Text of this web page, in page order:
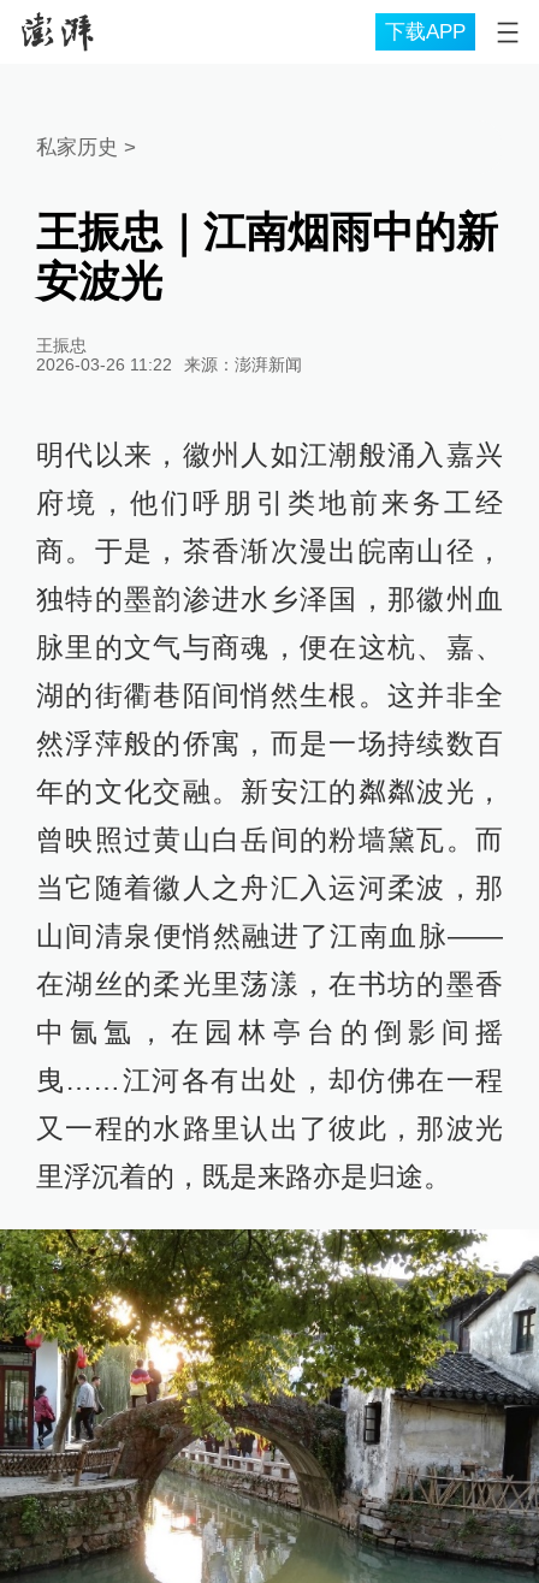
下载APP
私家历史 >
王振忠｜江南烟雨中的新
安波光
王振忠
2026-03-26 11:22
来源： 澎湃新闻
明代以来，徽州人如江潮般涌入嘉兴
府境，他们呼朋引类地前来务工经
商。于是，茶香渐次漫出皖南山径，
独特的墨韵渗进水乡泽国，那徽州血
脉里的文气与商魂，便在这杭、嘉、
湖的街衢巷陌间悄然生根。这并非全
然浮萍般的侨寓，而是一场持续数百
年的文化交融。新安江的粼粼波光，
曾映照过黄山白岳间的粉墙黛瓦。而
当它随着徽人之舟汇入运河柔波，那
山间清泉便悄然融进了江南血脉——
在湖丝的柔光里荡漾，在书坊的墨香
中氤氲，在园林亭台的倒影间摇
曳……江河各有出处，却仿佛在一程
又一程的水路里认出了彼此，那波光
里浮沉着的，既是来路亦是归途。